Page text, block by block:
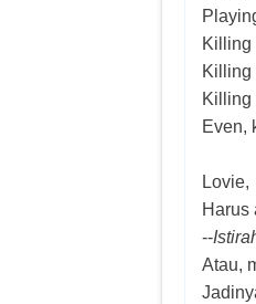
Killing
Killing
Killing
Even,
Lovie,
Harus
--
Atau,